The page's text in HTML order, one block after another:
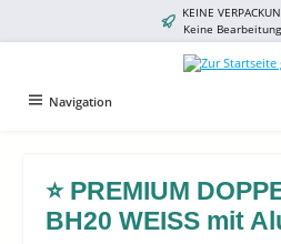
KEINE
Keine
Navigation
⭐️ PREMIUM
BH20 WEISS mit